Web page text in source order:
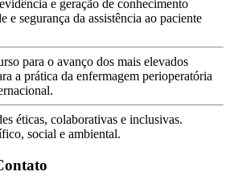
e geração de conhecimento
e segurança da assistência ao paciente
para o avanço dos mais elevados
a prática da enfermagem perioperatória
éticas, colaborativas e inclusivas.
social e ambiental.